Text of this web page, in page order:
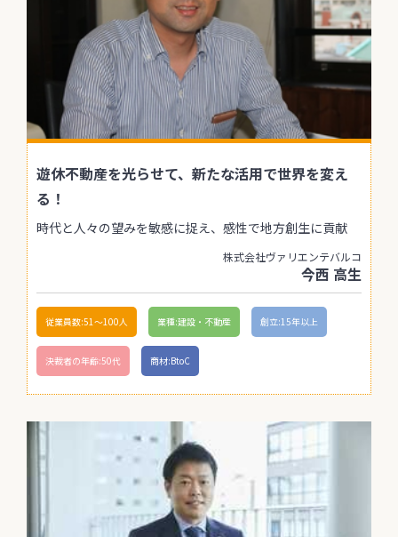
遊休不動産を光らせて、新たな活用で世界を変え
る！
時代と人々の望みを敏感に捉え、感性で地方創生に貢献
株式会社ヴァリエンテバルコ
今西 高生
従業員数:51〜100人 業種:建設・不動産 創立:15年以上
決裁者の年齢:50代 商材:BtoC